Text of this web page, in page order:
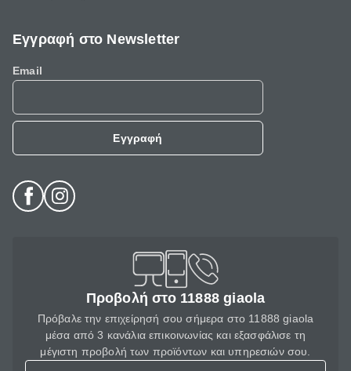
Εγγραφή στο Newsletter
Email
Εγγραφή
Προβολή στο 11888 giaola
Πρόβαλε την επιχείρησή σου σήμερα στο 11888 giaola
μέσα από 3 κανάλια επικοινωνίας και εξασφάλισε τη
μέγιστη προβολή των προϊόντων και υπηρεσιών σου.